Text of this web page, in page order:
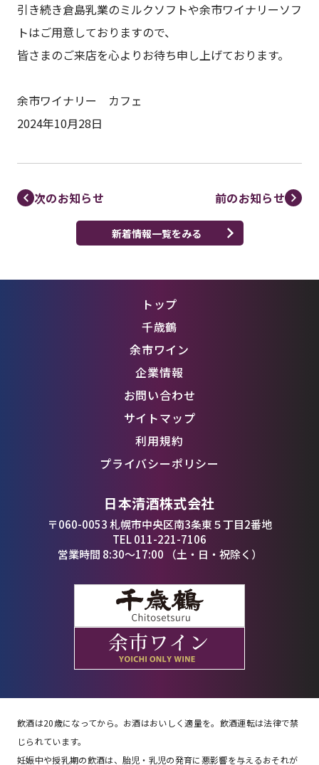
引き続き倉島乳業のミルクソフトや余市ワイナリーソフ
トはご用意しておりますので、
皆さまのご来店を心よりお待ち申し上げております。
余市ワイナリー カフェ
2024年10月28日
次のお知らせ 前のお知らせ
新着情報一覧をみる
トップ
千歳鶴
余市ワイン
企業情報
お問い合わせ
サイトマップ
利用規約
プライバシーポリシー
日本清酒株式会社
〒060-0053 札幌市中央区南3条東５丁目2番地
TEL 011-221-7106
営業時間 8:30〜17:00 （土・日・祝除く）
飲酒は20歳になってから。お酒はおいしく適量を。飲酒運転は法律で禁
じられています。
妊娠中や授乳期の飲酒は、胎児・乳児の発育に悪影響を与えるおそれが